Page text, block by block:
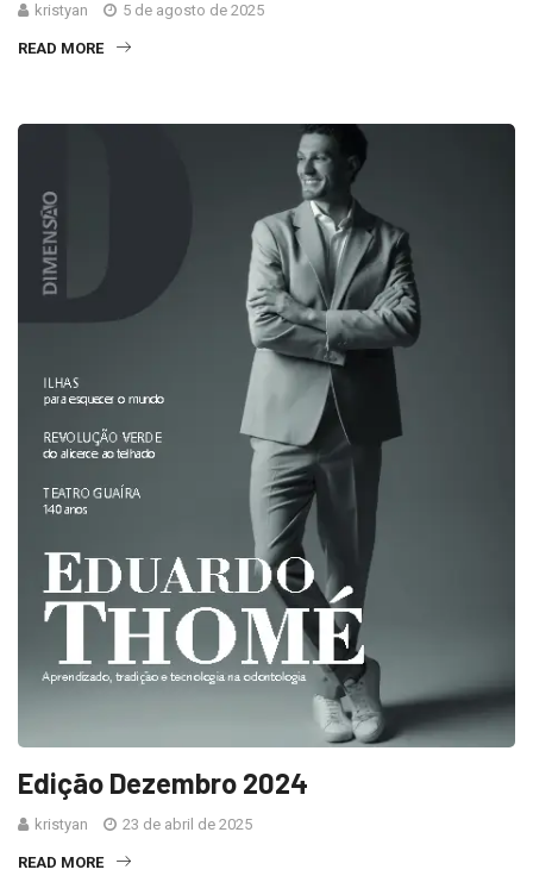
kristyan 5 de agosto de 2025
READ MORE
Edição Dezembro 2024
kristyan 23 de abril de 2025
READ MORE